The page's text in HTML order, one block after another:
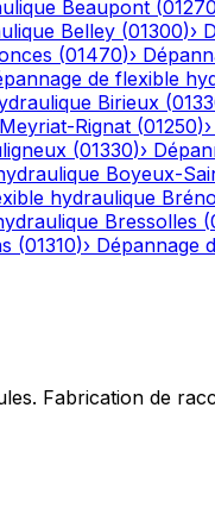
Beaupont (01270
Belley (01300)›
(01470)›
de flexible
Birieux (
Rignat (01250)›
(01330)›
Boyeux-
hydraulique
Bressolles (
(01310)› Dépannage
Fabrication de